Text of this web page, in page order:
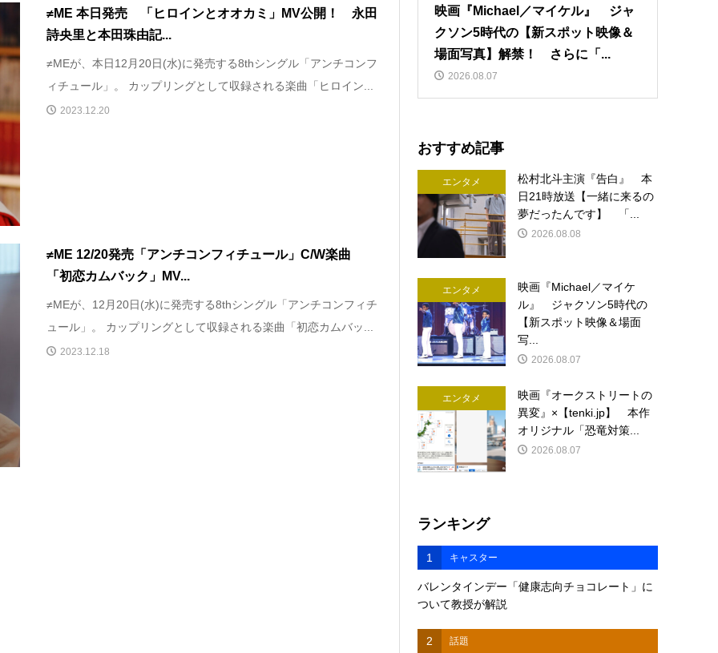
≠ME 本日発売 「ヒロインとオオカミ」MV公開！ 永田
詩央里と本田珠由記...
≠MEが、本日12月20日(水)に発売する8thシングル「アンチコンフ
ィチュール」。 カップリングとして収録される楽曲「ヒロイン...
2023.12.20
≠ME 12/20発売「アンチコンフィチュール」C/W楽曲
「初恋カムバック」MV...
≠MEが、12月20日(水)に発売する8thシングル「アンチコンフィチ
ュール」。 カップリングとして収録される楽曲「初恋カムバッ...
2023.12.18
映画『Michael／マイケル』 ジャ
クソン5時代の【新スポット映像＆
場面写真】解禁！ さらに「...
2026.08.07
おすすめ記事
エンタメ
松村北斗主演『告白』 本
日21時放送【一緒に来るの
夢だったんです】 「...
2026.08.08
エンタメ
映画『Michael／マイケ
ル』 ジャクソン5時代の
【新スポット映像＆場面
写...
2026.08.07
エンタメ
映画『オークストリートの
異変』×【tenki.jp】 本作
オリジナル「恐竜対策...
2026.08.07
ランキング
1 キャスター
バレンタインデー「健康志向チョコレート」に
ついて教授が解説
2 話題